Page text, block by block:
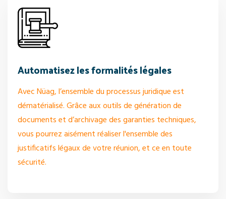
Automatisez les formalités légales
Avec Nüag, l’ensemble du processus juridique est
dématérialisé. Grâce aux outils de génération de
documents et d’archivage des garanties techniques,
vous pourrez aisément réaliser l'ensemble des
justificatifs légaux de votre réunion, et ce en toute
sécurité.